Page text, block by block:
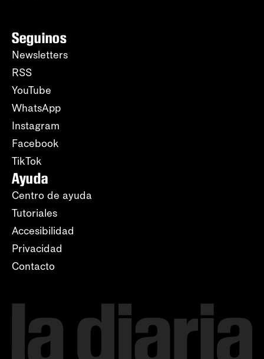
Seguinos
Newsletters
RSS
YouTube
WhatsApp
Instagram
Facebook
TikTok
Ayuda
Centro de ayuda
Tutoriales
Accesibilidad
Privacidad
Contacto